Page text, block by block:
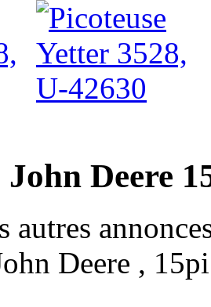
John Deere
autres
Deere , 15pi